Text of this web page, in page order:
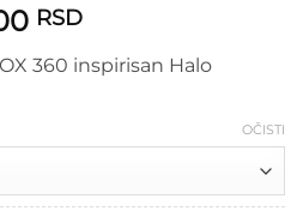
RSDRaspon
od
360 inspirisan Halo
OČISTI